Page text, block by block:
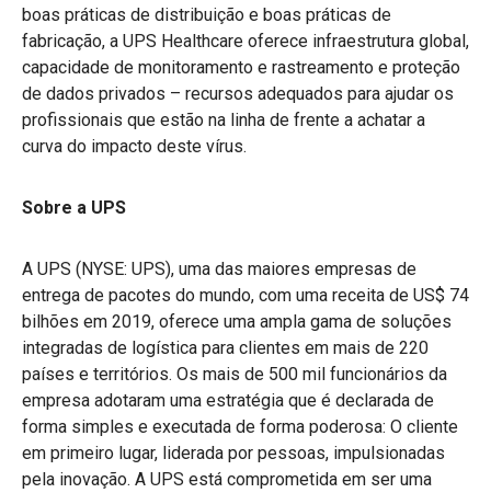
boas práticas de distribuição e boas práticas de
fabricação, a UPS Healthcare oferece infraestrutura global,
capacidade de monitoramento e rastreamento e proteção
de dados privados – recursos adequados para ajudar os
profissionais que estão na linha de frente a achatar a
curva do impacto deste vírus.
Sobre a UPS
A UPS (NYSE: UPS), uma das maiores empresas de
entrega de pacotes do mundo, com uma receita de US$ 74
bilhões em 2019, oferece uma ampla gama de soluções
integradas de logística para clientes em mais de 220
países e territórios. Os mais de 500 mil funcionários da
empresa adotaram uma estratégia que é declarada de
forma simples e executada de forma poderosa: O cliente
em primeiro lugar, liderada por pessoas, impulsionadas
pela inovação. A UPS está comprometida em ser uma